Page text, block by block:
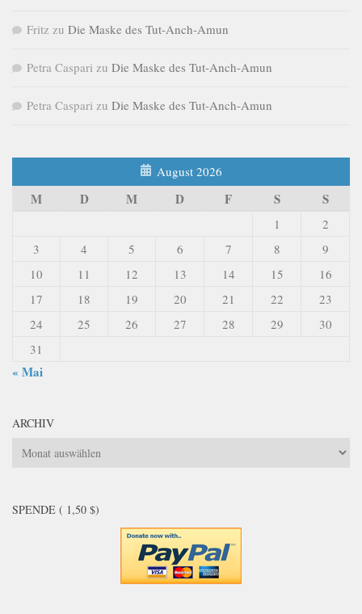
Fritz zu Die Maske des Tut-Anch-Amun
Petra Caspari zu Die Maske des Tut-Anch-Amun
Petra Caspari zu Die Maske des Tut-Anch-Amun
August 2026
M D M D F S S
1
2
3
4 5 6 7 8
9
10
11 12 13 14 15
16
17
18 19 20 21 22
23
24
25 26 27 28 29
30
31
« Mai
ARCHIV
Archiv
SPENDE ( 1,50 $)